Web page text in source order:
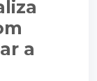
a